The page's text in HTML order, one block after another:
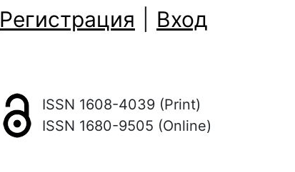
Регистрация Вход
ISSN 1608-4039 (Print)
ISSN 1680-9505 (Online)